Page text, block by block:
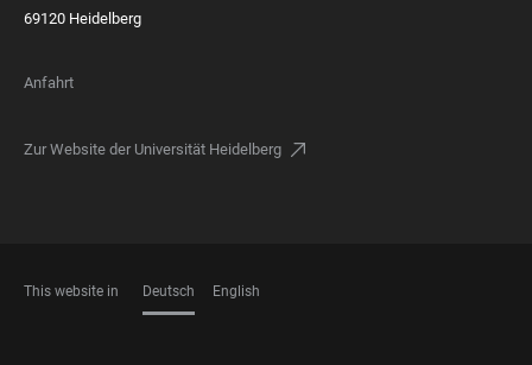
69120 Heidelberg
Anfahrt
Zur Website der Universität Heidelberg
This website in Deutsch English